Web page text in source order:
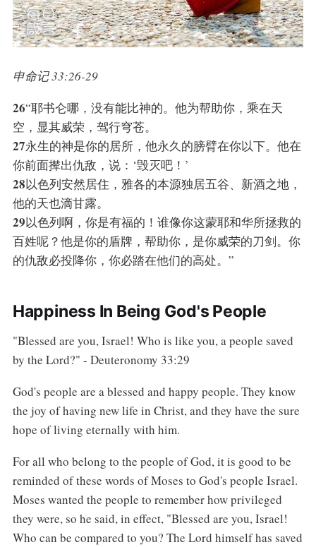
申命记 33:26-29
26“耶书仑哪，没有能比神的。他为帮助你，乘在天
空，显其威荣，驾行穹苍。
27永生的神是你的居所，他永久的膀臂在你以下。他在
你前面撵出仇敌，说：‘毁灭吧！’
28以色列安然居住，雅各的本源独居五谷、新酒之地，
他的天也滴甘露。
29以色列啊，你是有福的！谁像你这蒙耶和华所拯救的
百姓呢？他是你的盾牌，帮助你，是你威荣的刀剑。你
的仇敌必投降你，你必踏在他们的高处。”
Happiness In Being God's People
"Blessed are you, Israel! Who is like you, a people saved
by the Lord?" - Deuteronomy 33:29
God's people are a blessed and happy people. They know
the joy of having new life in Christ, and they have the sure
hope of living eternally with him.
For all who belong to the people of God, it is good to be
reminded of these words of Moses to God's people Israel.
Moses wanted the people to remember how privileged
they were, so he said, in effect, "Blessed are you, Israel!
Who can be compared to you? The Lord himself has saved